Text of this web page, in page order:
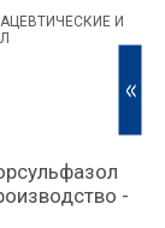
И
-
<<